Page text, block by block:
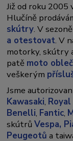
Již od roku 2005
Hlučíně
skútry. V
a otestovat. V
motorky, skútry
patě moto
veškerým
Jsme
Kawasaki,
Benelli, Fantic,
skútrůVespa,
Peugeotů a